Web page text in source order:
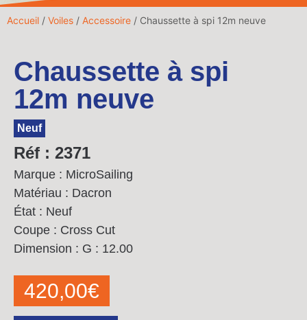
Accueil / Voiles / Accessoire / Chaussette à spi 12m neuve
Chaussette à spi
12m neuve
Neuf
Réf : 2371
Marque : MicroSailing
Matériau : Dacron
État : Neuf
Coupe : Cross Cut
Dimension : G : 12.00
420,00€